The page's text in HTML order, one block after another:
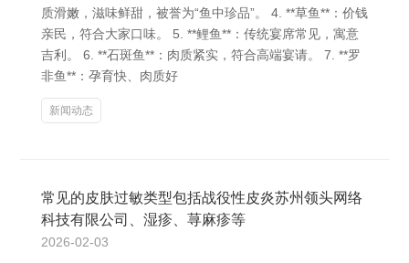
质滑嫩，滋味鲜甜，被誉为“鱼中珍品”。 4. **草鱼**：价钱
亲民，符合大家口味。 5. **鲤鱼**：传统宴席常见，寓意
吉利。 6. **石斑鱼**：肉质紧实，符合高端宴请。 7. **罗
非鱼**：孕育快、肉质好
新闻动态
常见的皮肤过敏类型包括战役性皮炎苏州领头网络
科技有限公司、湿疹、荨麻疹等
2026-02-03